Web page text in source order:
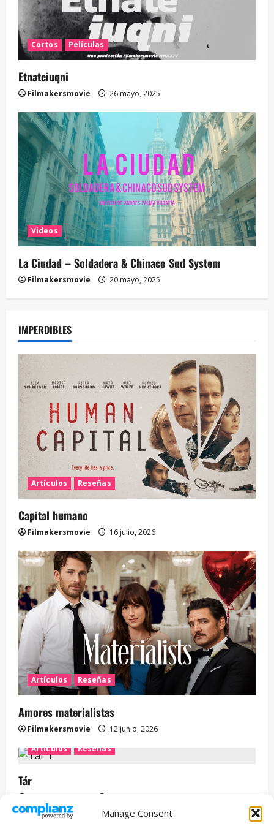
Manage Consent
Cortos Películas
Etnateiuqni
Filmakersmovie 26 mayo, 2025
Videos
La Ciudad – Soldadera & Chinaco Sud System
Filmakersmovie 20 mayo, 2025
IMPERDIBLES
Artículos Reseñas
Capital humano
Filmakersmovie 16 julio, 2026
Artículos Reseñas
Amores materialistas
Filmakersmovie
12 junio, 2026
Artículos
Reseñas
Tár
Entrevista
Series